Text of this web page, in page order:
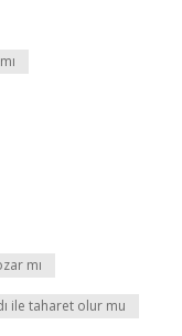
mı
ile taharet olur mu